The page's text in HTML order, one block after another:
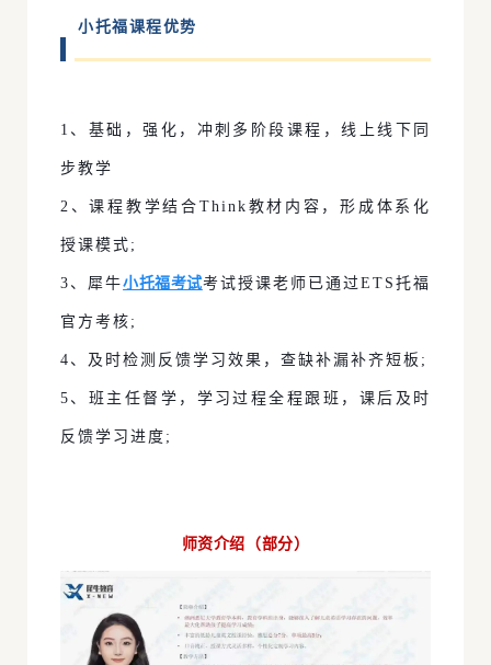
小托福课程优势
1、基础，强化，冲刺多阶段课程，线上线下同
步教学
2、课程教学结合Think教材内容，形成体系化
授课模式;
3、犀牛小托福考试考试授课老师已通过ETS托福
官方考核;
4、及时检测反馈学习效果，查缺补漏补齐短板;
5、班主任督学，学习过程全程跟班，课后及时
反馈学习进度;
师资介绍（部分）